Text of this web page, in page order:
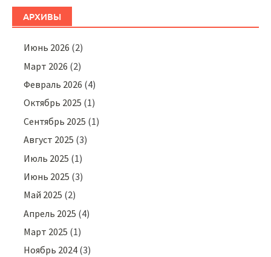
АРХИВЫ
Июнь 2026 (2)
Март 2026 (2)
Февраль 2026 (4)
Октябрь 2025 (1)
Сентябрь 2025 (1)
Август 2025 (3)
Июль 2025 (1)
Июнь 2025 (3)
Май 2025 (2)
Апрель 2025 (4)
Март 2025 (1)
Ноябрь 2024 (3)